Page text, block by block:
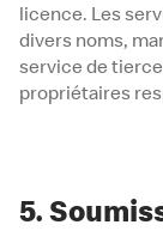
licence. Les
divers noms,
service de
propriétaires
5.